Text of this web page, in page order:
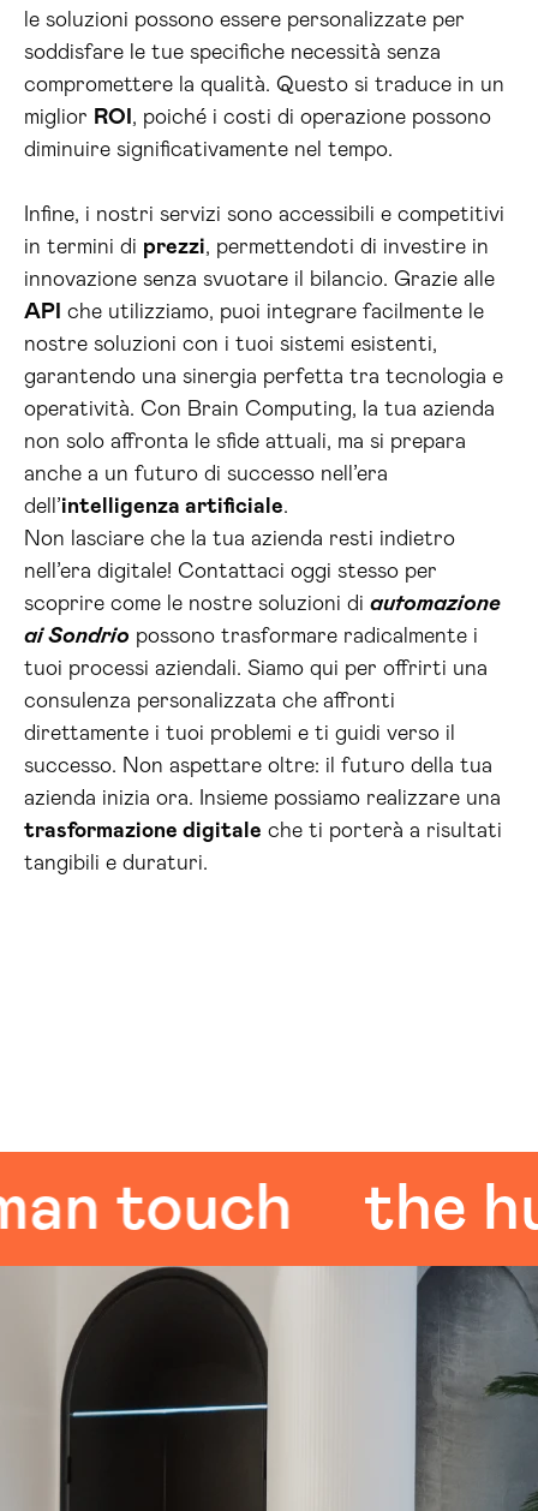
le soluzioni possono essere personalizzate per
soddisfare le tue specifiche necessità senza
compromettere la qualità. Questo si traduce in un
miglior ROI , poiché i costi di operazione possono
diminuire significativamente nel tempo.
Infine, i nostri servizi sono accessibili e competitivi
in termini di prezzi, permettendoti di investire in
innovazione senza svuotare il bilancio. Grazie alle
API che utilizziamo, puoi integrare facilmente le
nostre soluzioni con i tuoi sistemi esistenti,
garantendo una sinergia perfetta tra tecnologia e
operatività. Con Brain Computing, la tua azienda
non solo affronta le sfide attuali, ma si prepara
anche a un futuro di successo nell’era
dell’intelligenza artificiale.
Non lasciare che la tua azienda resti indietro
nell’era digitale! Contattaci oggi stesso per
scoprire come le nostre soluzioni di automazione
ai Sondrio possono trasformare radicalmente i
tuoi processi aziendali. Siamo qui per offrirti una
consulenza personalizzata che affronti
direttamente i tuoi problemi e ti guidi verso il
successo. Non aspettare oltre: il futuro della tua
azienda inizia ora. Insieme possiamo realizzare una
trasformazione digitale che ti porterà a risultati
tangibili e duraturi.
the